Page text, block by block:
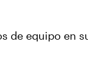
de equipo en